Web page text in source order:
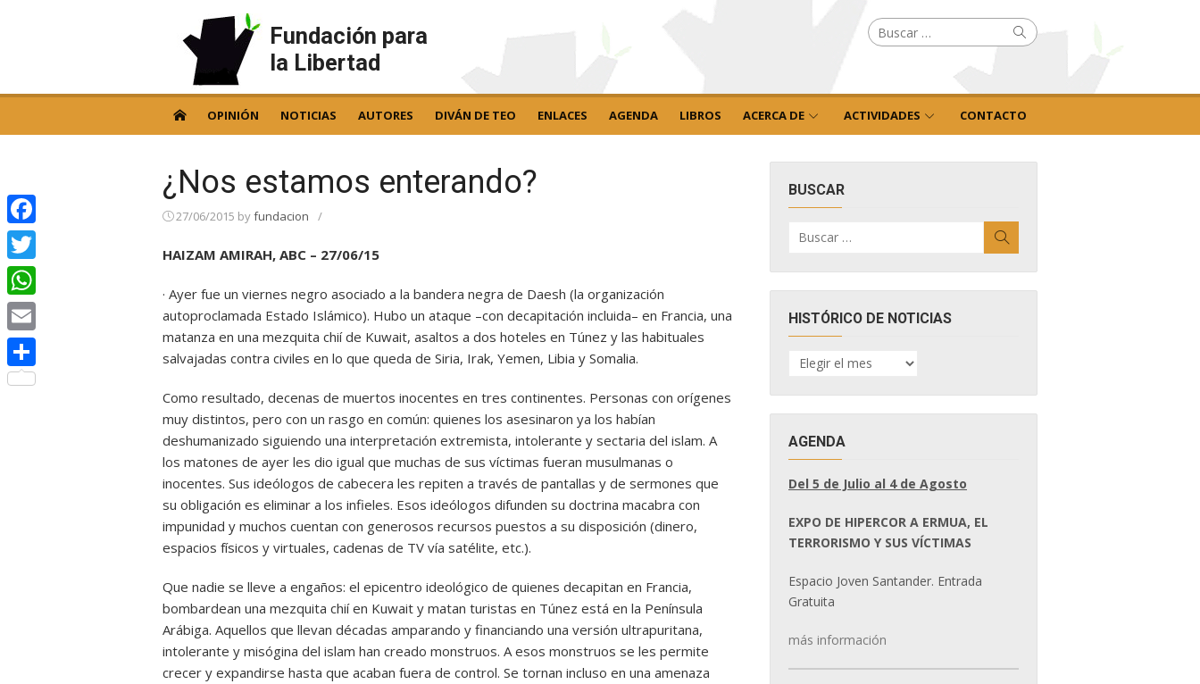
Fundación para
la Libertad
Buscar
por: Buscar
OPINIÓN NOTICIAS AUTORES DIVÁN DE TEO ENLACES AGENDA LIBROS ACERCA DE ACTIVIDADES CONTACTO
¿Nos estamos enterando?
27/06/2015 byfundacion /
HAIZAM AMIRAH, ABC – 27/06/15
· Ayer fue un viernes negro asociado a la bandera negra de Daesh (la organización
autoproclamada Estado Islámico). Hubo un ataque –con decapitación incluida– en Francia, una
matanza en una mezquita chií de Kuwait, asaltos a dos hoteles en Túnez y las habituales
salvajadas contra civiles en lo que queda de Siria, Irak, Yemen, Libia y Somalia.
Como resultado, decenas de muertos inocentes en tres continentes. Personas con orígenes
muy distintos, pero con un rasgo en común: quienes los asesinaron ya los habían
deshumanizado siguiendo una interpretación extremista, intolerante y sectaria del islam. A
los matones de ayer les dio igual que muchas de sus víctimas fueran musulmanas o
inocentes. Sus ideólogos de cabecera les repiten a través de pantallas y de sermones que
su obligación es eliminar a los infieles. Esos ideólogos difunden su doctrina macabra con
impunidad y muchos cuentan con generosos recursos puestos a su disposición (dinero,
espacios físicos y virtuales, cadenas de TV vía satélite, etc.).
Que nadie se lleve a engaños: el epicentro ideológico de quienes decapitan en Francia,
bombardean una mezquita chií en Kuwait y matan turistas en Túnez está en la Península
Arábiga. Aquellos que llevan décadas amparando y financiando una versión ultrapuritana,
intolerante y misógina del islam han creado monstruos. A esos monstruos se les permite
crecer y expandirse hasta que acaban fuera de control. Se tornan incluso en una amenaza
BUSCAR
por:
HISTÓRICO DE NOTICIAS
HISTÓRICO
DE
AGENDA
Del 5 de Julio al 4 de Agosto
EXPO DE HIPERCOR A ERMUA, EL
TERRORISMO Y SUS VÍCTIMAS
Espacio Joven Santander. Entrada
Gratuita
más información
Facebook
Twitter
WhatsApp
Email
Compartir